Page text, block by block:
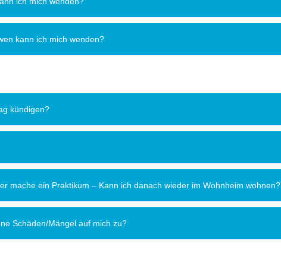
kann ich mich wenden?
kündigen?
mache ein Praktikum – Kann ich danach wieder im Wohnheim wohnen?
Schäden/Mängel auf mich zu?